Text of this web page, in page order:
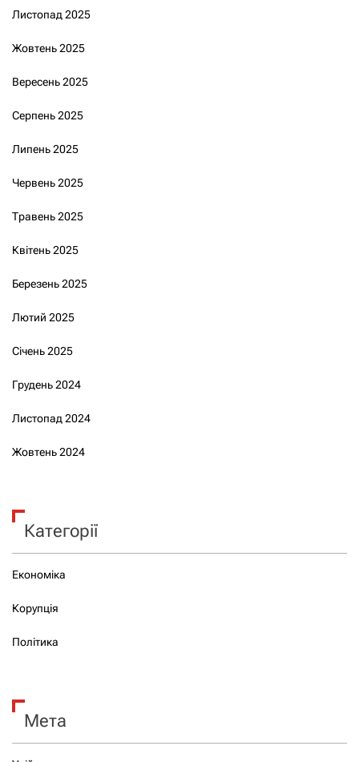
Листопад 2025
Жовтень 2025
Вересень 2025
Серпень 2025
Липень 2025
Червень 2025
Травень 2025
Квітень 2025
Березень 2025
Лютий 2025
Січень 2025
Грудень 2024
Листопад 2024
Жовтень 2024
Категорії
Економіка
Корупція
Політика
Мета